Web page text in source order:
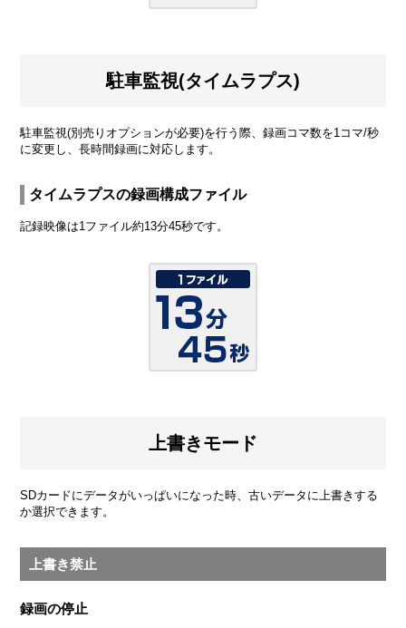
駐車監視(タイムラプス)
駐車監視(別売りオプションが必要)を行う際、録画コマ数を1コマ/秒
に変更し、長時間録画に対応します。
タイムラプスの録画構成ファイル
記録映像は1ファイル約13分45秒です。
上書きモード
SDカードにデータがいっぱいになった時、古いデータに上書きする
か選択できます。
上書き禁止
録画の停止